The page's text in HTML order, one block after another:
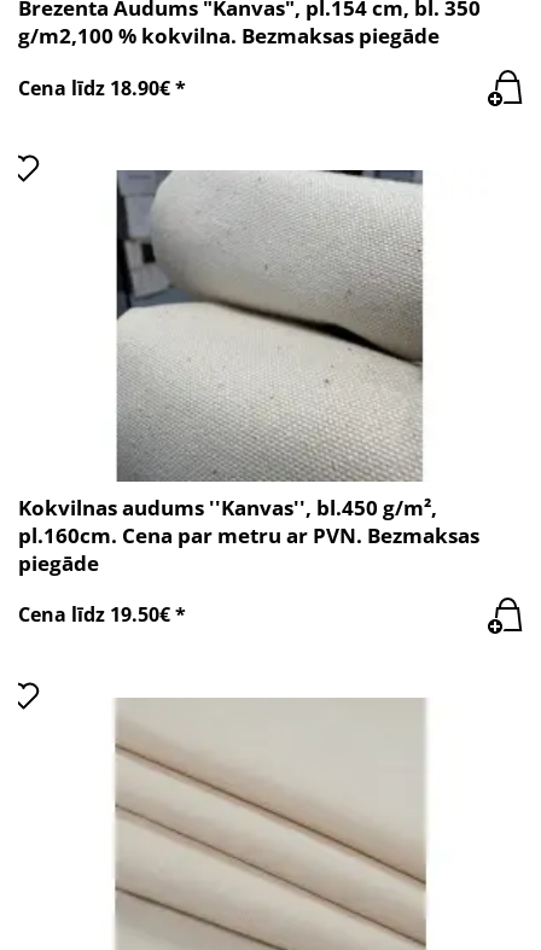
Brezenta Audums "Kanvas", pl.154 cm, bl. 350
g/m2,100 % kokvilna. Bezmaksas piegāde
Cena līdz 18.90€ *
Kokvilnas audums ''Kanvas'', bl.450 g/m²,
pl.160cm. Cena par metru ar PVN. Bezmaksas
piegāde
Cena līdz 19.50€ *